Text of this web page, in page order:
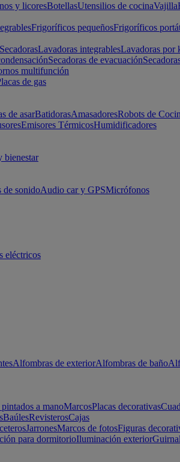
y licoresBotellasUtensilios de cocinaVajilla
Frigoríficos pequeñosFrigoríficos
Lavadoras integrablesLavadoras por
Secadoras de evacuación
multifunción
de gas
de asarBatidorasAmasadoresRobots de
Emisores TérmicosHumidificadores
bienestar
de sonidoAudio car y GPSMicrófonos
eléctricos
Alfombras de exteriorAlfombras de baño
a manoMarcosPlacas decorativas
BaúlesRevisterosCajas
JarronesMarcos de fotosFiguras
para dormitorioIluminación exterior